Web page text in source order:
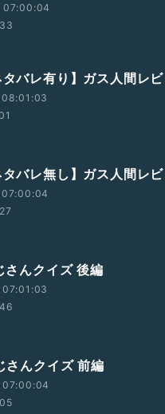
バレ有り】ガス人間レ
バレ無し】ガス人間レビ
んクイズ 後編
さんクイズ 前編